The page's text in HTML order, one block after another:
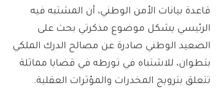
قاعدة بيانات الأمن الوطني، أن المشتبه فيه
الرئيسي يشكل موضوع مذكرتي بحث على
الصعيد الوطني صادرة عن مصالح الدرك الملكي
بتطوان، للاشتباه في تورطه في قضايا مماثلة
تتعلق بترويج المخدرات والمؤثرات العقلية.